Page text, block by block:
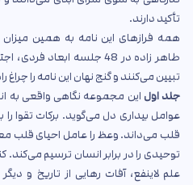
تأکید دارند.
همه فرازهای این نامه به همین
طاهر زاده در 48 جلسه ابعاد
تبیین می‌کنند و گنج نهان این نامه را
جلد اول این مجموعه نگاهی واقعی به
عوامل بیداری دل می‌گوید. برکات تقوا
قلب می‌داند. وعظ را عامل احیای قلب
توحیدی را در برابر انسان ترسیم می‌کند.
علم لاینفع، آفات رهایی از تاریخ و